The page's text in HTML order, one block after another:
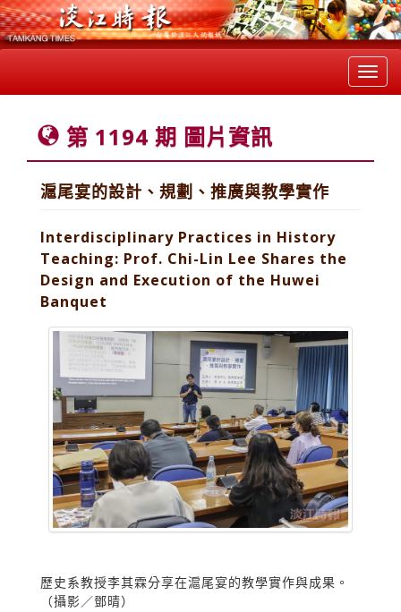
第 1194 期 圖片資訊
滬尾宴的設計、規劃、推廣與教學實作
Interdisciplinary Practices in History
Teaching: Prof. Chi-Lin Lee Shares the
Design and Execution of the Huwei
Banquet
歷史系教授李其霖分享在滬尾宴的教學實作與成果。
（攝影／鄧晴）